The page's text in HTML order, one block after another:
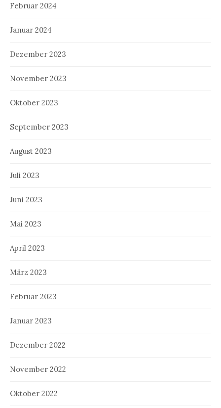
Februar 2024
Januar 2024
Dezember 2023
November 2023
Oktober 2023
September 2023
August 2023
Juli 2023
Juni 2023
Mai 2023
April 2023
März 2023
Februar 2023
Januar 2023
Dezember 2022
November 2022
Oktober 2022